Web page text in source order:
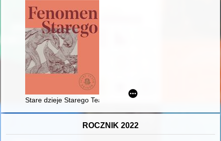
Stare dzieje Starego Teatru
ROCZNIK 2022